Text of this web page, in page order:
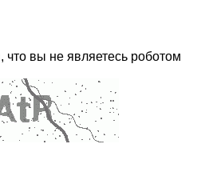
что вы не являетесь роботом